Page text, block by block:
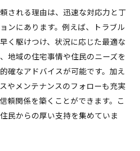
される理由は、迅速な対応力と丁
ンにあります。例えば、トラブル
く駆けつけ、状況に応じた最適な
地域の住宅事情や住民のニーズを
確なアドバイスが可能です。加え
やメンテナンスのフォローも充実
頼関係を築くことができます。こ
民からの厚い支持を集めていま